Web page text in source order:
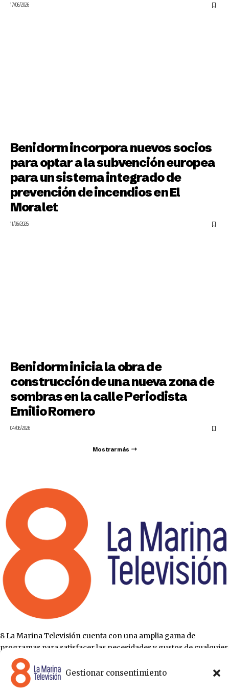
Gestionar consentimiento
17/06/2026
Benidorm incorpora nuevos socios
para optar a la subvención europea
para un sistema integrado de
prevención de incendios en El
Moralet
11/06/2026
Benidorm inicia la obra de
construcción de una nueva zona de
sombras en la calle Periodista
Emilio Romero
04/06/2026
Mostrar más
8 La Marina Televisión cuenta con una amplia gama de
programas para satisfacer las necesidades y gustos de cualquier
persona, entre los que se encuentran programas de ámbito
político , de noticias, deportes, fiestas y eventos… para estar a la
última de todo lo que acontece en nuestra comarca.